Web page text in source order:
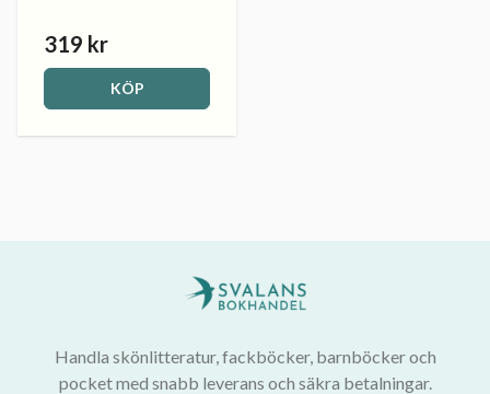
319 kr
KÖP
Handla skönlitteratur, fackböcker, barnböcker och
pocket med snabb leverans och säkra betalningar.